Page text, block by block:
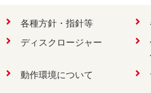
お問い
各種方針・指針等
ディスクロージャー
動作環境について